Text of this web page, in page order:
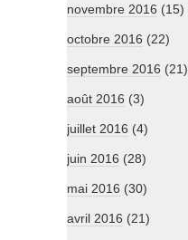
novembre 2016 (15)
octobre 2016 (22)
septembre 2016 (21)
août 2016 (3)
juillet 2016 (4)
juin 2016 (28)
mai 2016 (30)
avril 2016 (21)